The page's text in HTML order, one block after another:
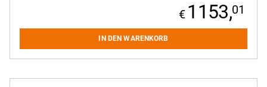
1153,01
IN DEN WARENKORB